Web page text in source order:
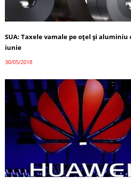
SUA: Taxele vamale pe oţel şi aluminiu
iunie
30/05/2018